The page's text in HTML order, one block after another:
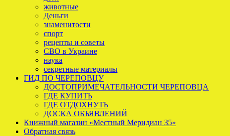
животные
Деньги
знаменитости
спорт
рецепты и советы
СВО в Украине
наука
секретные материалы
ГИД ПО ЧЕРЕПОВЦУ
ДОСТОПРИМЕЧАТЕЛЬНОСТИ ЧЕРЕПОВЦА
ГДЕ КУПИТЬ
ГДЕ ОТДОХНУТЬ
ДОСКА ОБЪЯВЛЕНИЙ
Книжный магазин «Местный Меридиан 35»
Обратная связь